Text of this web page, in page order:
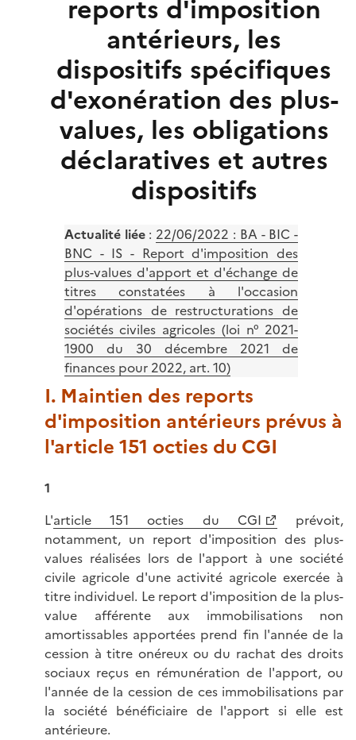
reports d'imposition
antérieurs, les
dispositifs spécifiques
d'exonération des plus-
values, les obligations
déclaratives et autres
dispositifs
Actualité liée: 22/06/2022 : BA - BIC -
BNC - IS - Report d'imposition des
plus-values d'apport et d'échange de
titres constatées à l'occasion
d'opérations de restructurations de
sociétés civiles agricoles (loi n° 2021-
1900 du 30 décembre 2021 de
finances pour 2022, art. 10)
I. Maintien des reports
d'imposition antérieurs prévus à
l'article 151 octies du CGI
1
L'article 151 octies du CGI
prévoit,
notamment, un report d'imposition des plus-
values réalisées lors de l'apport à une société
civile agricole d'une activité agricole exercée à
titre individuel. Le report d'imposition de la plus-
value afférente aux immobilisations non
amortissables apportées prend fin l'année de la
cession à titre onéreux ou du rachat des droits
sociaux reçus en rémunération de l'apport, ou
l'année de la cession de ces immobilisations par
la société bénéficiaire de l'apport si elle est
antérieure.